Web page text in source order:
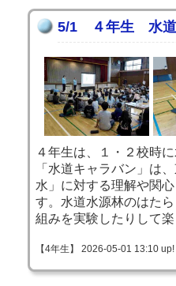
5/1 ４年生 水道
４年生は、１・２校時
「水道キャラバン」は
水」に対する理解や関
す。水道水源林のはた
組みを実験したりして
【4年生】 2026-05-01 13:10 up!